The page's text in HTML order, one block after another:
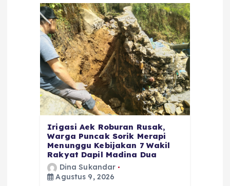
Irigasi Aek Roburan Rusak,
Warga Puncak Sorik Merapi
Menunggu Kebijakan 7 Wakil
Rakyat Dapil Madina Dua
Dina Sukandar
Agustus 9, 2026